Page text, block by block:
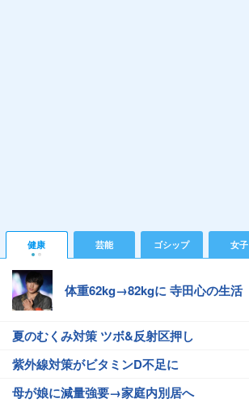
健康 芸能 ゴシップ 女子
体重62kg→82kgに 寺田心の生活
夏のむくみ対策 ツボ&反射区押し
紫外線対策がビタミンD不足に
母が娘に減量強要→家庭内別居へ